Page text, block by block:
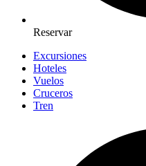
Reservar
Excursiones
Hoteles
Vuelos
Cruceros
Tren